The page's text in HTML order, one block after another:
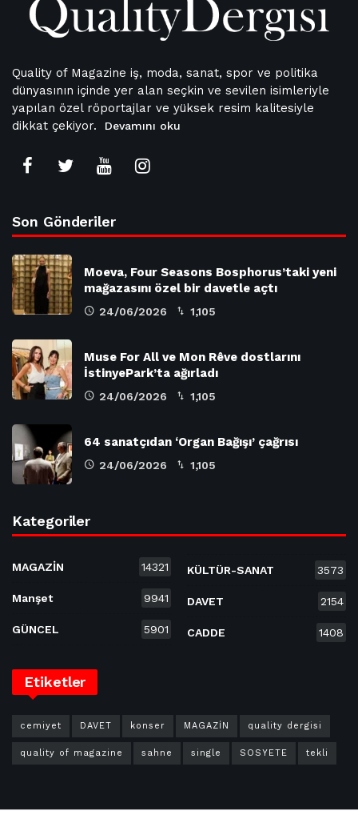
Quality of Magazine iş, moda, sanat, spor ve politika
dünyasının içinde yer alan seçkin ve sevilen isimleriyle
yapılan özel röportajlar ve yüksek resim kalitesiyle
dikkat çekiyor.
Devamını oku
Son Gönderiler
Moeva, Four Seasons Bosphorus’taki yeni
mağazasını özel bir davetle açtı
24/06/2026 1,105
Muse For All ve Mon Rêve dostlarını
İstinyePark’ta ağırladı
24/06/2026 1,105
64 sanatçıdan ‘Organ Bağışı’ çağrısı
24/06/2026 1,105
Kategoriler
MAGAZİN 14321
Manşet 9941
GÜNCEL 5901
KÜLTÜR-SANAT 3573
DAVET 2154
CADDE 1408
Etiketler
cemiyet DAVET konser MAGAZİN quality dergisi
quality of magazine sahne single SOSYETE tekli